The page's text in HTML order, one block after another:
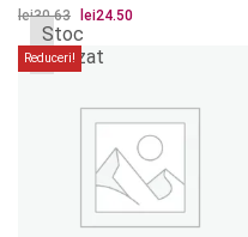
lei30.63
Prețul
inițial
a
fost:
lei24.50
Reduceri!
Stoc
epuizat